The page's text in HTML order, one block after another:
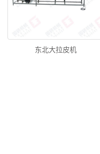
东北大拉皮机